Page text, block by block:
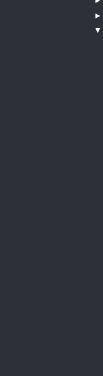
►
▼